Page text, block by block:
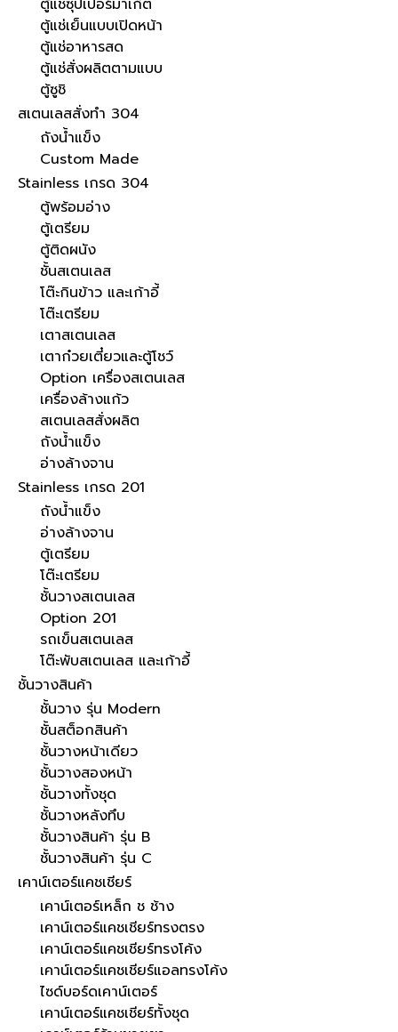
ตู้แช่ซุปเปอร์มาเก็ต
ตู้แช่เย็นแบบเปิดหน้า
ตู้แช่อาหารสด
ตู้แช่สั่งผลิตตามแบบ
ตู้ซูชิ
สเตนเลสสั่งทำ 304
ถังน้ำแข็ง
Custom Made
Stainless เกรด 304
ตู้พร้อมอ่าง
ตู้เตรียม
ตู้ติดผนัง
ชั้นสเตนเลส
โต๊ะกินข้าว และเก้าอี้
โต๊ะเตรียม
เตาสเตนเลส
เตาก๋วยเตี๋ยวและตู้โชว์
Option เครื่องสเตนเลส
เครื่องล้างแก้ว
สเตนเลสสั่งผลิต
ถังน้ำแข็ง
อ่างล้างจาน
Stainless เกรด 201
ถังน้ำแข็ง
อ่างล้างจาน
ตู้เตรียม
โต๊ะเตรียม
ชั้นวางสเตนเลส
Option 201
รถเข็นสเตนเลส
โต๊ะพับสเตนเลส และเก้าอี้
ชั้นวางสินค้า
ชั้นวาง รุ่น Modern
ชั้นสต็อกสินค้า
ชั้นวางหน้าเดียว
ชั้นวางสองหน้า
ชั้นวางทั้งชุด
ชั้นวางหลังทึบ
ชั้นวางสินค้า รุ่น B
ชั้นวางสินค้า รุ่น C
เคาน์เตอร์แคชเชียร์
เคาน์เตอร์เหล็ก ช ช้าง
เคาน์เตอร์แคชเชียร์ทรงตรง
เคาน์เตอร์แคชเชียร์ทรงโค้ง
เคาน์เตอร์แคชเชียร์แอลทรงโค้ง
ไซด์บอร์ดเคาน์เตอร์
เคาน์เตอร์แคชเชียร์ทั้งชุด